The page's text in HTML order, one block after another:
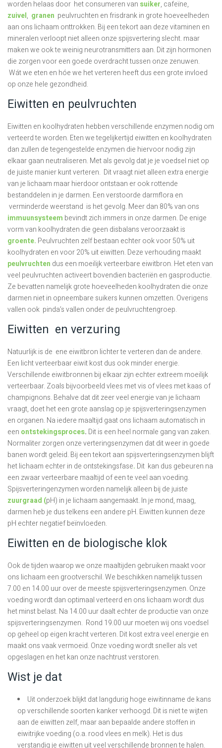
worden helaas door het consumeren van suiker, cafeïne,
zuivel, granen peulvruchten en frisdrank in grote hoeveelheden
aan ons lichaam onttrokken. Bij een tekort aan deze vitaminen en
mineralen verloopt niet alleen onze spijsvertering slecht. maar
maken we ook te weinig neurotransmitters aan. Dit zijn hormonen
die zorgen voor een goede overdracht tussen onze zenuwen.
Wát we eten en hóe we het verteren heeft dus een grote invloed
op onze hele gezondheid.
Eiwitten en peulvruchten
Eiwitten en koolhydraten hebben verschillende enzymen nodig om
verteerd te worden. Eten we tegelijkertijd eiwitten en koolhydraten
dan zullen de tegengestelde enzymen die hiervoor nodig zijn
elkaar gaan neutraliseren. Met als gevolg dat je je voedsel niet op
de juiste manier kunt verteren. Dit vraagt niet alleen extra energie
van je lichaam maar hierdoor ontstaan er ook rottende
bestanddelen in je darmen. Een verstoorde darmflora en
verminderde weerstand is het gevolg. Meer dan 80% van ons
immuunsysteem bevindt zich immers in onze darmen. De enige
vorm van koolhydraten die geen disbalans veroorzaakt is
groente. Peulvruchten zelf bestaan echter ook voor 50% uit
koolhydraten en voor 20% uit eiwitten. Deze verhouding maakt
peulvruchten dus een moeilijk verteerbare eiwitbron. Het eten van
veel peulvruchten activeert bovendien bacteriën en gasproductie.
Ze bevatten namelijk grote hoeveelheden koolhydraten die onze
darmen niet in opneembare suikers kunnen omzetten. Overigens
vallen ook pinda’s vallen onder de peulvruchtengroep.
Eiwitten en verzuring
Natuurlijk is de ene eiwitbron lichter te verteren dan de andere.
Een licht verteerbaar eiwit kost dus ook minder energie.
Verschillende eiwitbronnen bij elkaar zijn echter extreem moeilijk
verteerbaar. Zoals bijvoorbeeld vlees met vis of vlees met kaas of
champignons. Behalve dat dit zeer veel energie van je lichaam
vraagt, doet het een grote aanslag op je spijsverteringsenzymen
en organen. Na iedere maaltijd gaat ons lichaam automatisch in
een ontstekingsproces. Dit is een heel normale gang van zaken.
Normaliter zorgen onze verteringsenzymen dat dit weer in goede
banen wordt geleid. Bij een tekort aan spijsverteringsenzymen blijft
het lichaam echter in de ontstekingsfase. Dit kan dus gebeuren na
een zwaar verteerbare maaltijd of een te veel aan voeding.
Spijsverteringenzymen worden namelijk alleen bij de juiste
zuurgraad (pH) in je lichaam aangemaakt. In je mond, maag,
darmen heb je dus telkens een andere pH. Eiwitten kunnen deze
pH echter negatief beïnvloeden.
Eiwitten en de biologische klok
Ook de tijden waarop we onze maaltijden gebruiken maakt voor
ons lichaam een grootverschil. We beschikken namelijk tussen
7.00 en 14.00 uur over de meeste spijsverteringsenzymen. Onze
voeding wordt dan optimaal verteerd en ons lichaam wordt dus
het minst belast. Na 14.00 uur daalt echter de productie van onze
spijsverteringsenzymen. Rond 19.00 uur moeten wij ons voedsel
op geheel op eigen kracht verteren. Dit kost extra veel energie en
maakt ons vaak vermoeid. Onze voeding wordt sneller als vet
opgeslagen en het kan onze nachtrust verstoren.
Wist je dat
Uit onderzoek blijkt dat langdurig hoge eiwitinname de kans
op verschillende soorten kanker verhoogd. Dit is niet te wijten
aan de eiwitten zelf, maar aan bepaalde andere stoffen in
eiwitrijke voeding (o.a. rood vlees en melk). Het is dus
verstandig je eiwitten uit veel verschillende bronnen te halen.